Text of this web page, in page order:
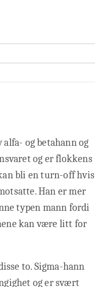
og betahann og
og er flokkens
bli en turn-off hvis
Han er mer
typen mann fordi
kan være litt for
to. Sigma-hann
og er svært